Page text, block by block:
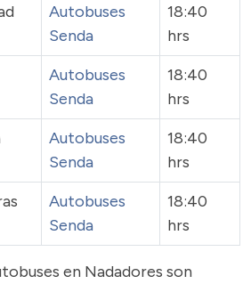
Autobuses
Senda
18:40
hrs
Autobuses
Senda
18:40
hrs
Autobuses
Senda
18:40
hrs
Autobuses
Senda
18:40
hrs
en Nadadores son